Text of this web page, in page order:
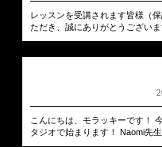
レッスンを受講されます皆様（
ただき、誠にありがとうござい
こんにちは、モラッキーです！
タジオで始まります！ Naomi先